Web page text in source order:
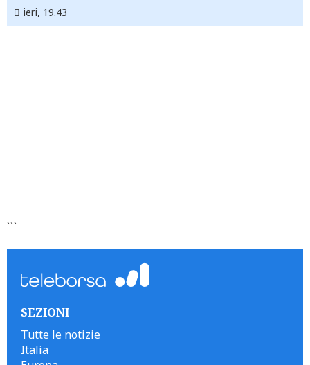
ieri, 19.43
```
SEZIONI
Tutte le notizie
Italia